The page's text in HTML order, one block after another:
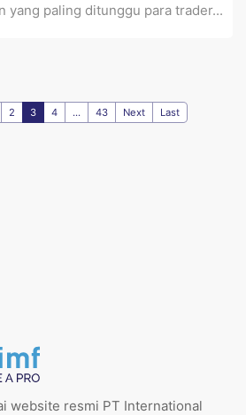
yang paling ditunggu para trader...
2 3 4 ... 43 Next Last
website resmi PT International